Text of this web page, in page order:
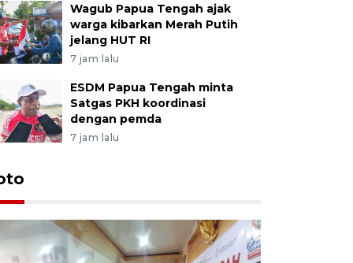
Wagub Papua Tengah ajak
warga kibarkan Merah Putih
jelang HUT RI
7 jam lalu
ESDM Papua Tengah minta
Satgas PKH koordinasi
dengan pemda
7 jam lalu